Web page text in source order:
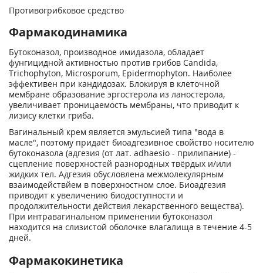
Противогрибковое средство
Фармакодинамика
Бутоконазол, производное имидазола, обладает
фунгицидной активностью против грибов Candida,
Trichophyton, Microsporum, Epidermophyton. Наиболее
эффективен при кандидозах. Блокируя в клеточной
мембране образование эргостерола из ланостерола,
увеличивает проницаемость мембраны, что приводит к
лизису клетки гриба.
Вагинальный крем является эмульсией типа "вода в
масле", поэтому придаёт биоадгезивное свойство носителю
бутоконазола (адгезия (от лат. adhaesio - прилипание) -
сцепление поверхностей разнородных твёрдых и/или
жидких тел. Адгезия обусловлена межмолекулярным
взаимодействйем в поверхностном слое. Биоадгезия
приводит к увеличению биодоступности и
продолжительности действия лекарственного вещества).
При интравагинальном применении бутоконазол
находится на слизистой оболочке влагалища в течение 4-5
дней.
Фармакокинетика